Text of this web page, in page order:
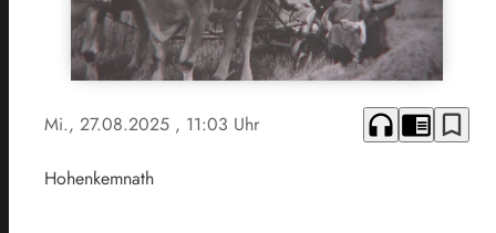
Mi., 27.08.2025 , 11:03 Uhr headphones chrome_reader_mode bookmark_border
Hohenkemnath